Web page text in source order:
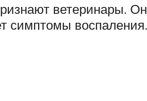
ветеринары. Он
симптомы воспаления.